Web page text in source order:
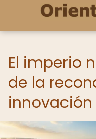
El imperio
de la
innovación